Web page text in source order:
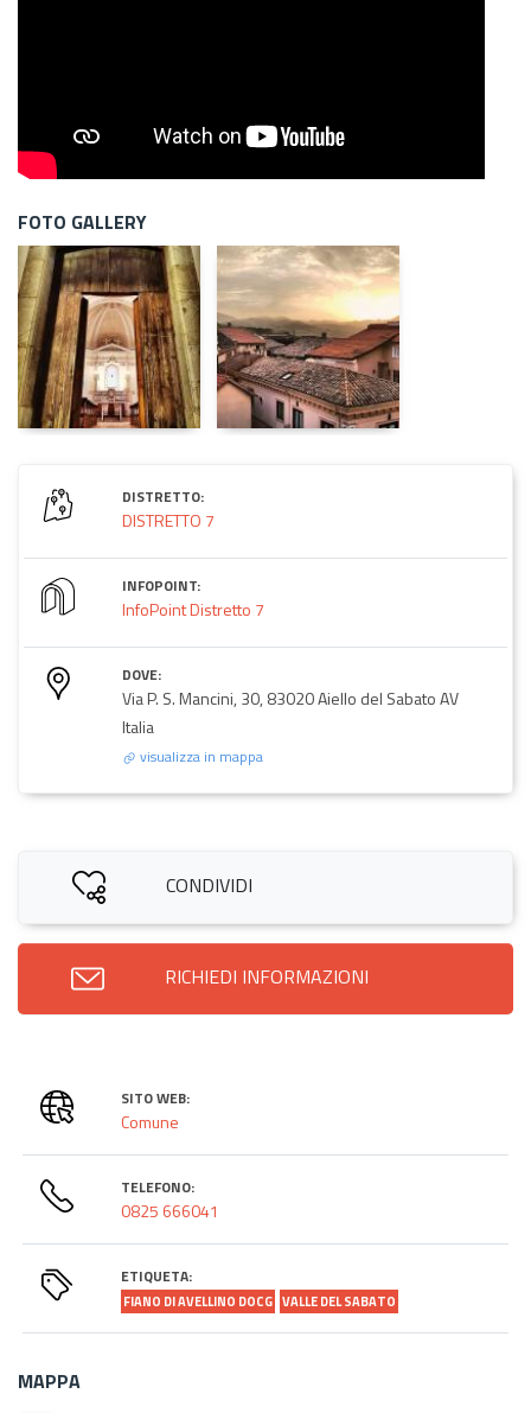
FOTO GALLERY
DISTRETTO:
DISTRETTO 7
INFOPOINT:
InfoPoint Distretto 7
DOVE:
Via P. S. Mancini, 30, 83020 Aiello del Sabato AV
Italia
visualizza in mappa
CONDIVIDI
RICHIEDI INFORMAZIONI
SITO WEB:
Comune
TELEFONO:
0825 666041
ETIQUETA:
FIANO DI AVELLINO DOCG VALLE DEL SABATO
MAPPA